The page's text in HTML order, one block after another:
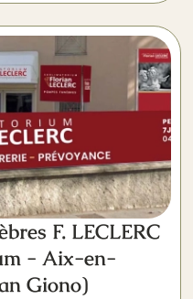
F. LECLERC
- Aix-en-
Giono)